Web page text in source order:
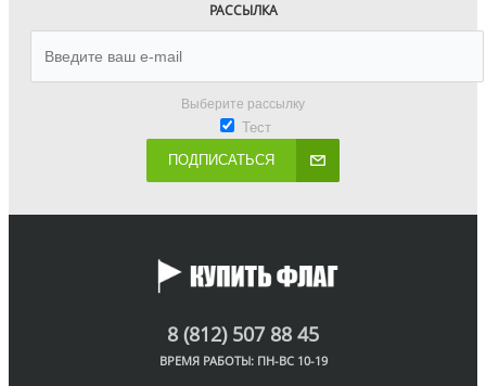
РАССЫЛКА
Выберите рассылку
Тест
ПОДПИСАТЬСЯ
8 (812) 507 88 45
ВРЕМЯ РАБОТЫ: ПН-ВС 10-19